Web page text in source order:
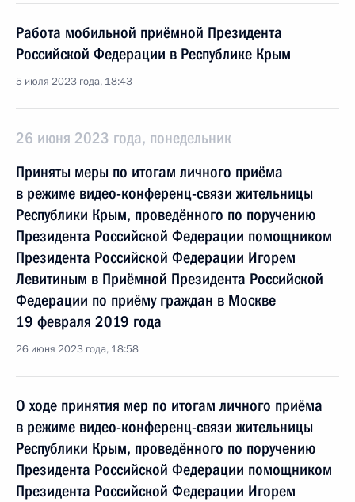
Работа мобильной приёмной Президента
Российской Федерации в Республике Крым
5 июля 2023 года, 18:43
26 июня 2023 года, понедельник
Приняты меры по итогам личного приёма
в режиме видео-конференц-связи жительницы
Республики Крым, проведённого по поручению
Президента Российской Федерации помощником
Президента Российской Федерации Игорем
Левитиным в Приёмной Президента Российской
Федерации по приёму граждан в Москве
19 февраля 2019 года
26 июня 2023 года, 18:58
О ходе принятия мер по итогам личного приёма
в режиме видео-конференц-связи жительницы
Республики Крым, проведённого по поручению
Президента Российской Федерации помощником
Президента Российской Федерации Игорем